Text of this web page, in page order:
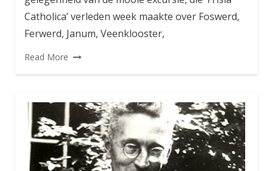
Catholica’ verleden week maakte over Foswerd,
Ferwerd, Janum, Veenklooster,
Read More